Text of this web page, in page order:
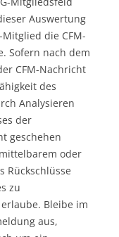
Auswertung
die CFM-
Sofern nach dem
CFM-Nachricht
des
Analysieren
der
geschehen
oder
Rückschlüsse
zu
Bleibe im
aus,